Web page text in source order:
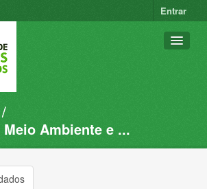
Entrar
Ambiente e ...